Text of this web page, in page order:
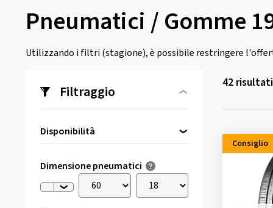
Pneumatici / Gomme
Utilizzando i filtri (stagione), è possibile restringere
Filtraggio
Disponibilità
Dimensione pneumatici
42
Consiglio